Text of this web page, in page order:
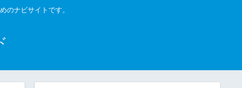
のナビサイトです。